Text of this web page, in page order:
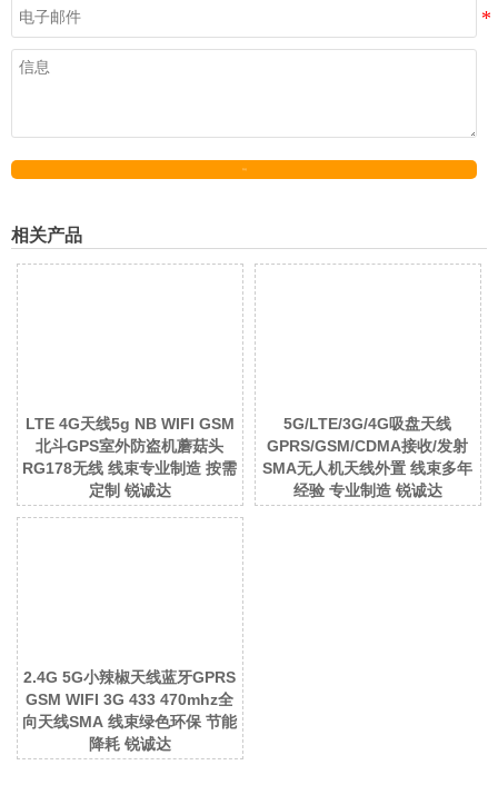
相关产品
LTE 4G天线5g NB WIFI GSM
北斗GPS室外防盗机蘑菇头
RG178无线 线束专业制造 按需
定制 锐诚达
5G/LTE/3G/4G吸盘天线
GPRS/GSM/CDMA接收/发射
SMA无人机天线外置 线束多年
经验 专业制造 锐诚达
2.4G 5G小辣椒天线蓝牙GPRS
GSM WIFI 3G 433 470mhz全
向天线SMA 线束绿色环保 节能
降耗 锐诚达